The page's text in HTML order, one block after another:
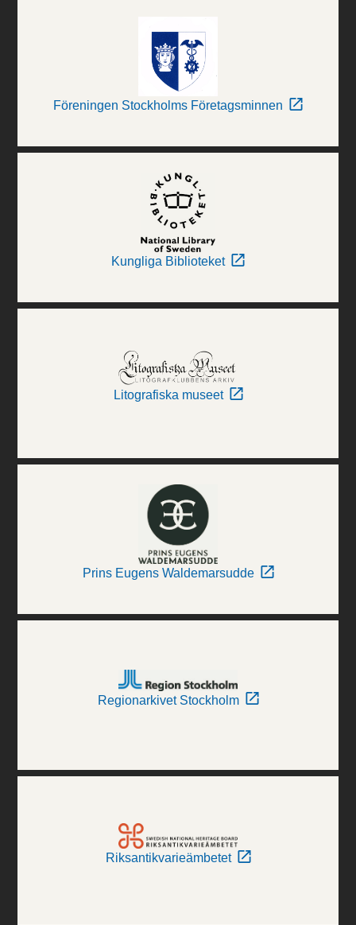
Föreningen Stockholms Företagsminnen
Kungliga Biblioteket
Litografiska museet
Prins Eugens Waldemarsudde
Regionarkivet Stockholm
Riksantikvarieämbetet